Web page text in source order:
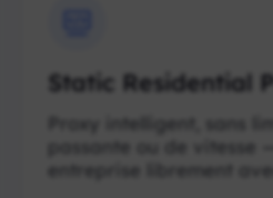
Static Residential
Proxy intelligent, sans
passante ou de vitesse
entreprise librement